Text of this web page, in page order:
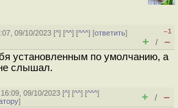
09/10/2023 [^] [^^] [^^^] [ответить]
–1
+ / –
установленным по умолчанию, а
слышал.
09/10/2023 [^] [^^] [^^^]
] + / –